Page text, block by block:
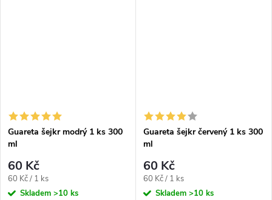
Guareta šejkr modrý 1 ks 300
ml
60 Kč
Měrná
cena:
60 Kč / 1 ks
Skladem >10 ks
Guareta šejkr červený 1 ks 300
ml
60 Kč
Měrná
cena:
60 Kč / 1 ks
Skladem >10 ks